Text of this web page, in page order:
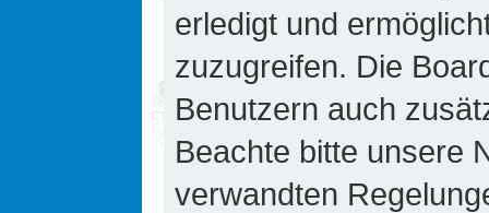
erledigt und
zuzugreifen. Die
Benutzern auch
Beachte bitte unsere
verwandten